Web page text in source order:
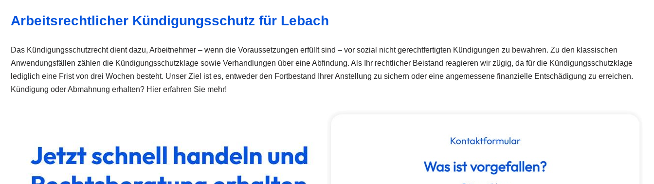
Arbeitsrechtlicher Kündigungsschutz für Lebach
Das Kündigungsschutzrecht dient dazu, Arbeitnehmer – wenn die Voraussetzungen erfüllt sind – vor sozial nicht gerechtfertigten Kündigungen zu bewahren. Zu den klassischen
Anwendungsfällen zählen die Kündigungsschutzklage sowie Verhandlungen über eine Abfindung. Als Ihr rechtlicher Beistand reagieren wir zügig, da für die Kündigungsschutzklage
lediglich eine Frist von drei Wochen besteht. Unser Ziel ist es, entweder den Fortbestand Ihrer Anstellung zu sichern oder eine angemessene finanzielle Entschädigung zu erreichen.
Kündigung oder Abmahnung erhalten? Hier erfahren Sie mehr!